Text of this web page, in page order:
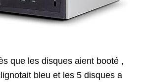
que les disques aient booté ,
bleu et les 5 disques a